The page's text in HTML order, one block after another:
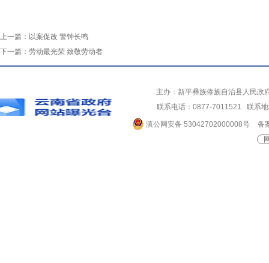
上一篇： 以案促改 警钟长鸣
下一篇： 劳动最光荣 致敬劳动者
主办：新平彝族傣族自治县人民
联系电话：0877-7011521 联系
滇公网安备 53042702000008号
备